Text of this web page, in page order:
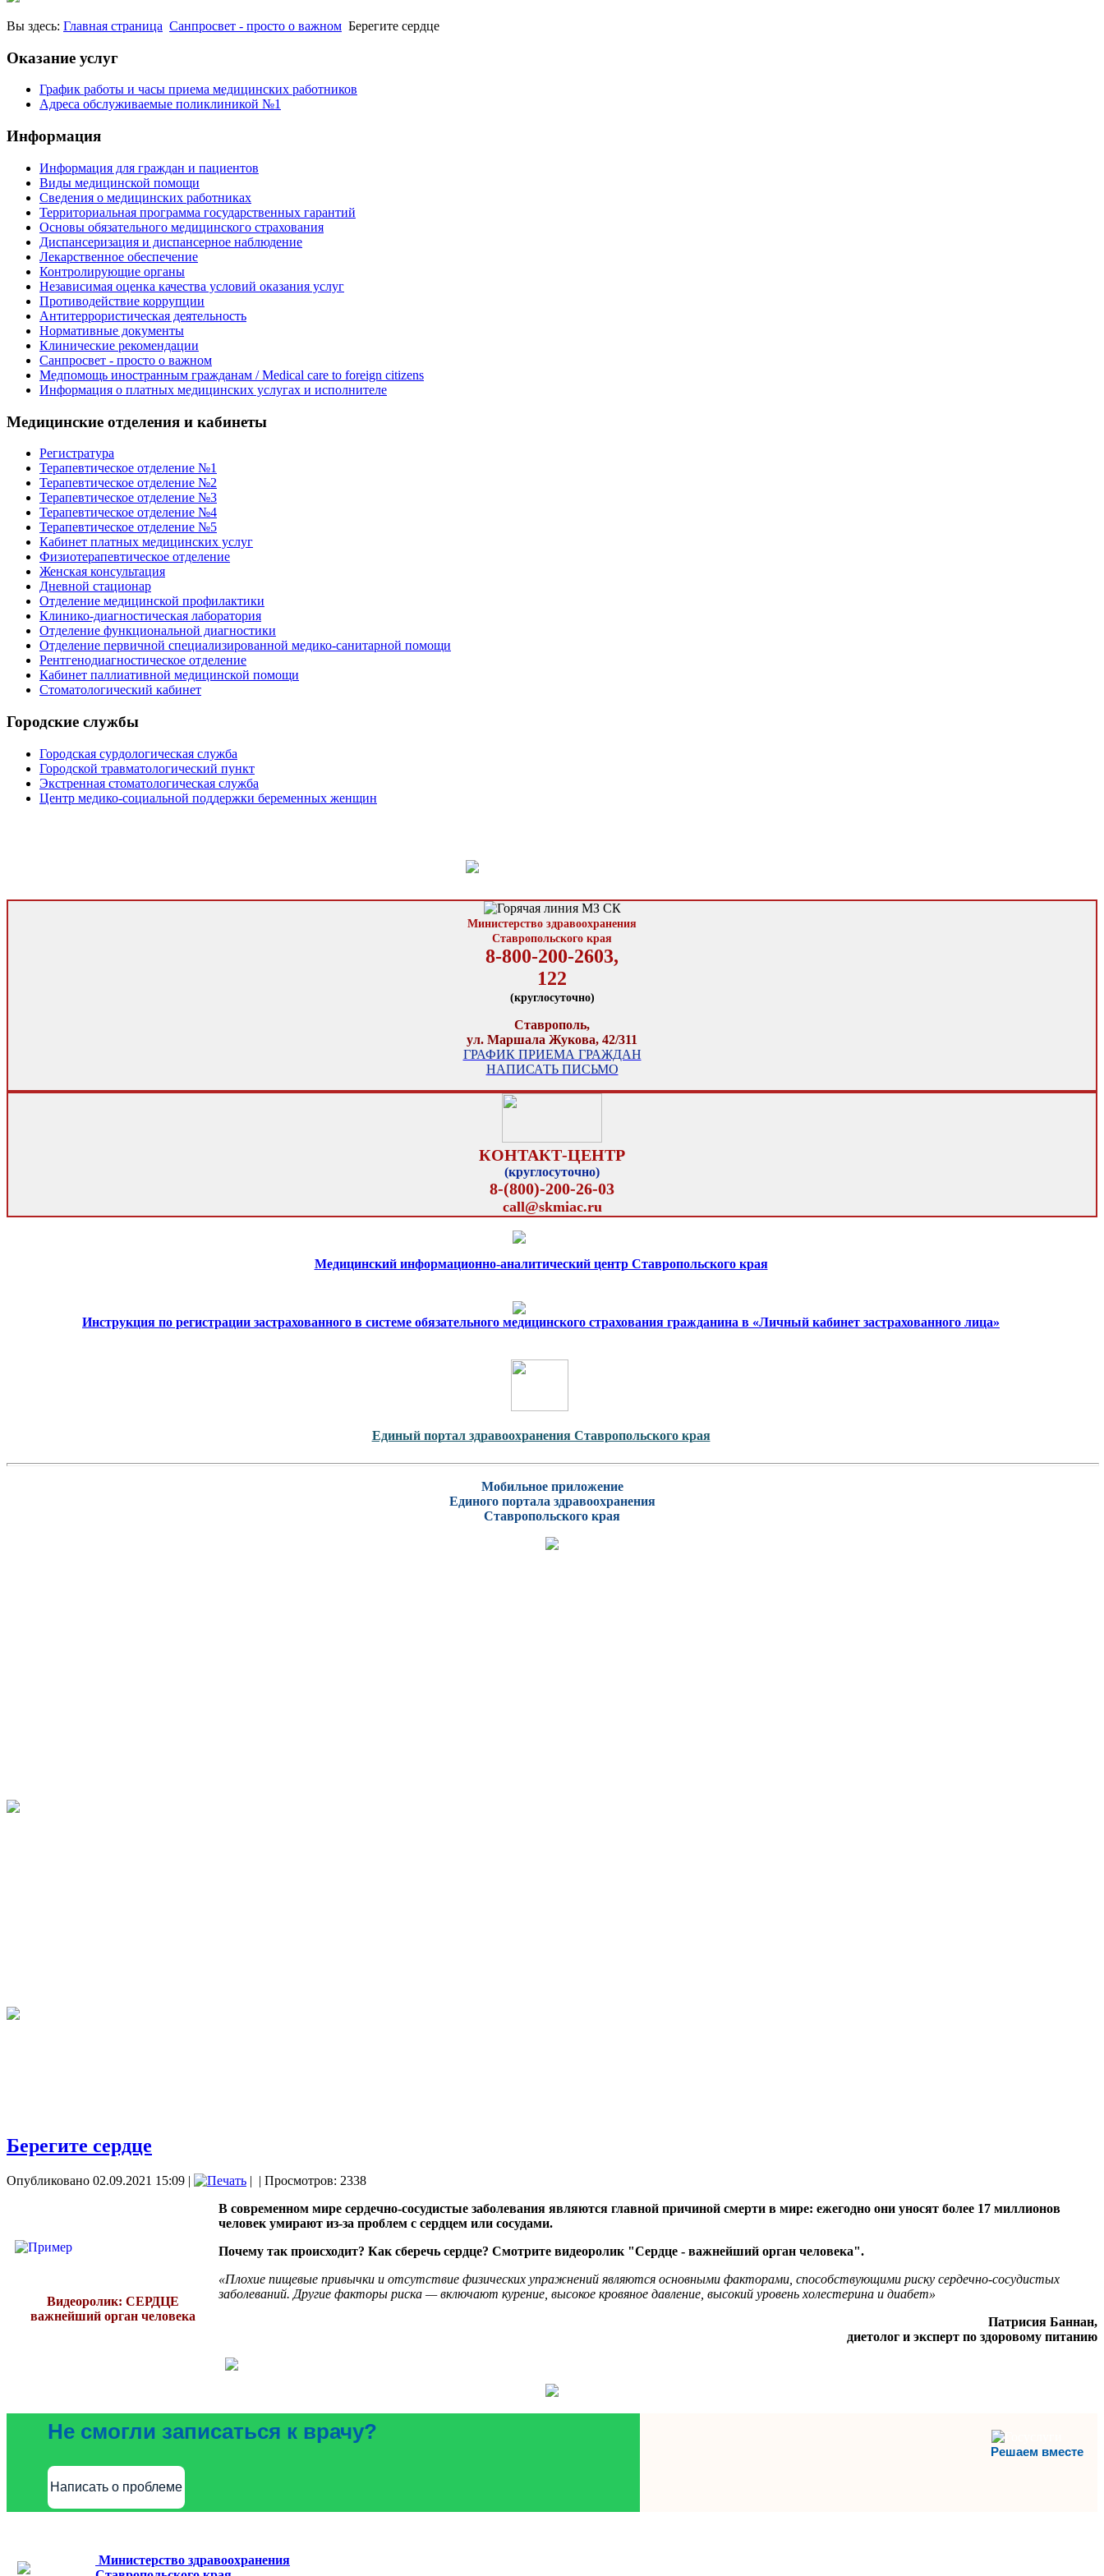
Вы здесь: Главная страница Санпросвет - просто о важном Берегите сердце
Оказание услуг
График работы и часы приема медицинских работников
Адреса обслуживаемые поликлиникой №1
Информация
Информация для граждан и пациентов
Виды медицинской помощи
Сведения о медицинских работниках
Территориальная программа государственных гарантий
Основы обязательного медицинского страхования
Диспансеризация и диспансерное наблюдение
Лекарственное обеспечение
Контролирующие органы
Независимая оценка качества условий оказания услуг
Противодействие коррупции
Антитеррористическая деятельность
Нормативные документы
Клинические рекомендации
Санпросвет - просто о важном
Медпомощь иностранным гражданам / Medical care to foreign citizens
Информация о платных медицинских услугах и исполнителе
Медицинские отделения и кабинеты
Регистратура
Терапевтическое отделение №1
Терапевтическое отделение №2
Терапевтическое отделение №3
Терапевтическое отделение №4
Терапевтическое отделение №5
Кабинет платных медицинских услуг
Физиотерапевтическое отделение
Женская консультация
Дневной стационар
Отделение медицинской профилактики
Клинико-диагностическая лаборатория
Отделение функциональной диагностики
Отделение первичной специализированной медико-санитарной помощи
Рентгенодиагностическое отделение
Кабинет паллиативной медицинской помощи
Стоматологический кабинет
Городские службы
Городская сурдологическая служба
Городской травматологический пункт
Экстренная стоматологическая служба
Центр медико-социальной поддержки беременных женщин
Министерство здравоохранения
Ставропольского края
8-800-200-2603,
122
(круглосуточно)
Ставрополь,
ул. Маршала Жукова, 42/311
ГРАФИК ПРИЕМА ГРАЖДАН
НАПИСАТЬ ПИСЬМО
КОНТАКТ-ЦЕНТР
(круглосуточно)
8-(800)-200-26-03
call@skmiac.ru
Медицинский информационно-аналитический центр Ставропольского края
Инструкция по регистрации застрахованного в системе обязательного медицинского страхования гражданина в «Личный кабинет застрахованного лица»
Единый портал здравоохранения Ставропольского края
Мобильное приложение
Единого портала здравоохранения
Ставропольского края
Берегите сердце
Опубликовано 02.09.2021 15:09 | | | Просмотров: 2338
Видеоролик: СЕРДЦЕ
важнейший орган человека
В современном мире сердечно-сосудистые заболевания являются главной причиной смерти в мире: ежегодно они уносят более 17 миллионов
человек умирают из-за проблем с сердцем или сосудами.
Почему так происходит? Как сберечь сердце? Смотрите видеоролик "Сердце - важнейший орган человека".
«Плохие пищевые привычки и отсутствие физических упражнений являются основными факторами, способствующими риску сердечно-сосудистых
заболеваний. Другие факторы риска — включают курение, высокое кровяное давление, высокий уровень холестерина и диабет»
Патрисия Баннан,
диетолог и эксперт по здоровому питанию
Решаем вместе
Не смогли записаться к врачу?
Написать о проблеме
Министерство здравоохранения